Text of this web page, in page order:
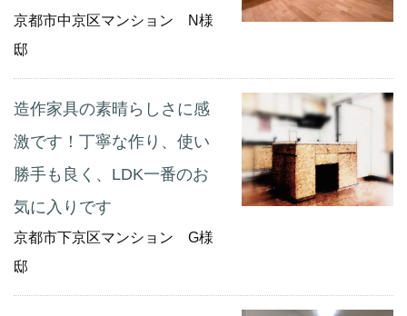
京都市中京区マンション N様
邸
造作家具の素晴らしさに感
激です！丁寧な作り、使い
勝手も良く、LDK一番のお
気に入りです
京都市下京区マンション G様
邸